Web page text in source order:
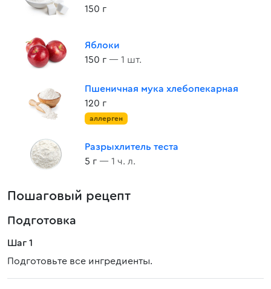
150 г
Яблоки
150 г — 1 шт.
Пшеничная мука хлебопекарная
120 г
аллерген
Разрыхлитель теста
5 г — 1 ч. л.
Пошаговый рецепт
Подготовка
Шаг 1
Подготовьте все ингредиенты.